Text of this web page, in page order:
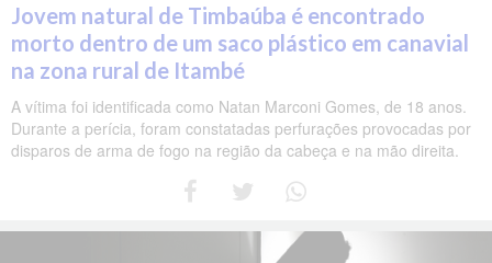
Jovem natural de Timbaúba é encontrado
morto dentro de um saco plástico em canavial
na zona rural de Itambé
A vítima foi identificada como Natan Marconi Gomes, de 18 anos.
Durante a perícia, foram constatadas perfurações provocadas por
disparos de arma de fogo na região da cabeça e na mão direita.